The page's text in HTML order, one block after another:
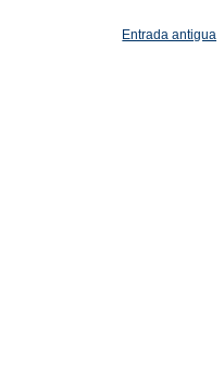
Entrada antigua